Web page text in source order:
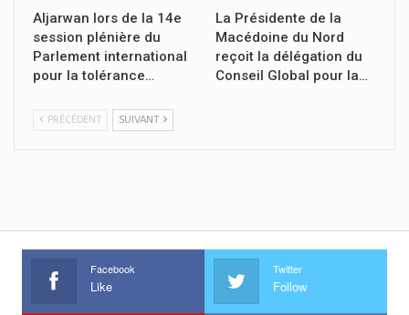
Aljarwan lors de la 14e
session plénière du
Parlement international
pour la tolérance…
La Présidente de la
Macédoine du Nord
reçoit la délégation du
Conseil Global pour la…
PRÉCÉDENT SUIVANT
Facebook
Like
Twitter
Follow